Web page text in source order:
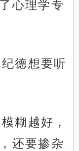
心理学专
德想要听
糊越好，
还要掺杂